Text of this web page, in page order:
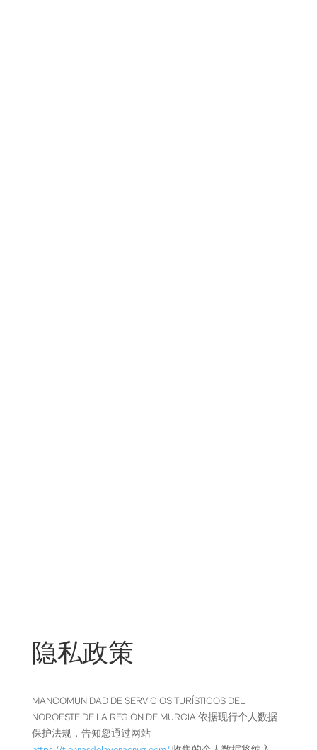
隐私政策
MANCOMUNIDAD DE SERVICIOS TURÍSTICOS DEL
NOROESTE DE LA REGIÓN DE MURCIA 依据现行个人数据
保护法规，告知您通过网站